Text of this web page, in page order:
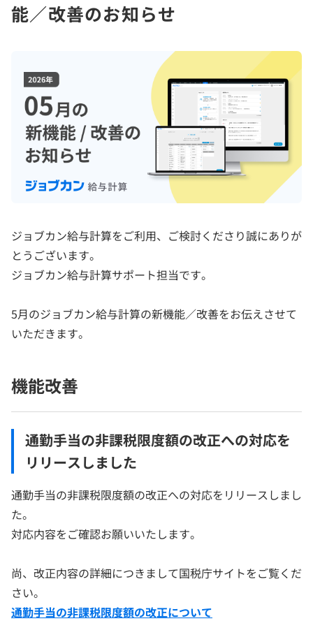
能／改善のお知らせ
ジョブカン給与計算をご利用、ご検討くださり誠にありが
とうございます。
ジョブカン給与計算サポート担当です。
5月のジョブカン給与計算の新機能／改善をお伝えさせて
いただきます。
機能改善
通勤手当の非課税限度額の改正への対応を
リリースしました
通勤手当の非課税限度額の改正への対応をリリースしまし
た。
対応内容をご確認お願いいたします。
尚、改正内容の詳細につきまして国税庁サイトをご覧くだ
さい。
通勤手当の非課税限度額の改正について